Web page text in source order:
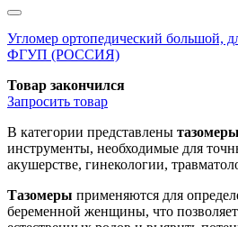
Угломер ортопедический большой,
ФГУП (РОССИЯ)
Товар закончился
Запросить товар
В категории представлены тазомеры
инструменты, необходимые для
акушерстве, гинекологии,
Тазомеры применяются для
беременной женщины, что